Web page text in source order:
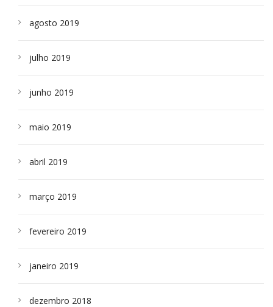
agosto 2019
julho 2019
junho 2019
maio 2019
abril 2019
março 2019
fevereiro 2019
janeiro 2019
dezembro 2018